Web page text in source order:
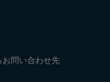
問い合わせ先